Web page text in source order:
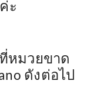
ะ
หมวยขาด
ดังต่อไป